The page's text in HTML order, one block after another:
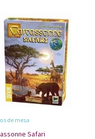
de mesa
Safari